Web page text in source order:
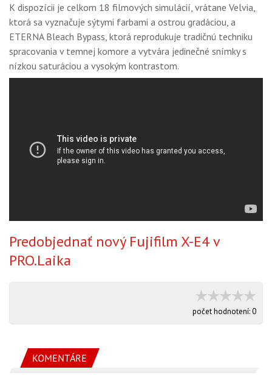
K dispozícii je celkom 18 filmových simulácií, vrátane Velvia,
ktorá sa vyznačuje sýtymi farbami a ostrou gradáciou, a
ETERNA Bleach Bypass, ktorá reprodukuje tradičnú techniku
spracovania v temnej komore a vytvára jedinečné snímky s
nízkou saturáciou a vysokým kontrastom.
Predobjednať nový Fujifilm X-E4 v
PRO.Laika
počet hodnotení:0
KOMENTÁRE